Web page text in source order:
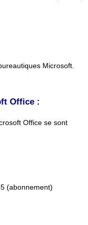
Microsoft.
Office :
Office se sont
(abonnement)